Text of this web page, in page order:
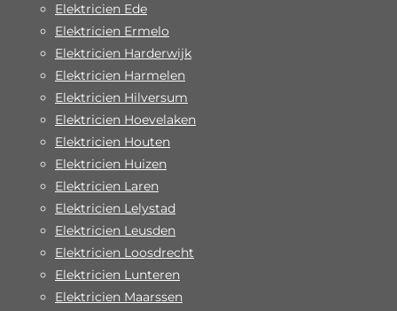
Elektricien Ede
Elektricien Ermelo
Elektricien Harderwijk
Elektricien Harmelen
Elektricien Hilversum
Elektricien Hoevelaken
Elektricien Houten
Elektricien Huizen
Elektricien Laren
Elektricien Lelystad
Elektricien Leusden
Elektricien Loosdrecht
Elektricien Lunteren
Elektricien Maarssen